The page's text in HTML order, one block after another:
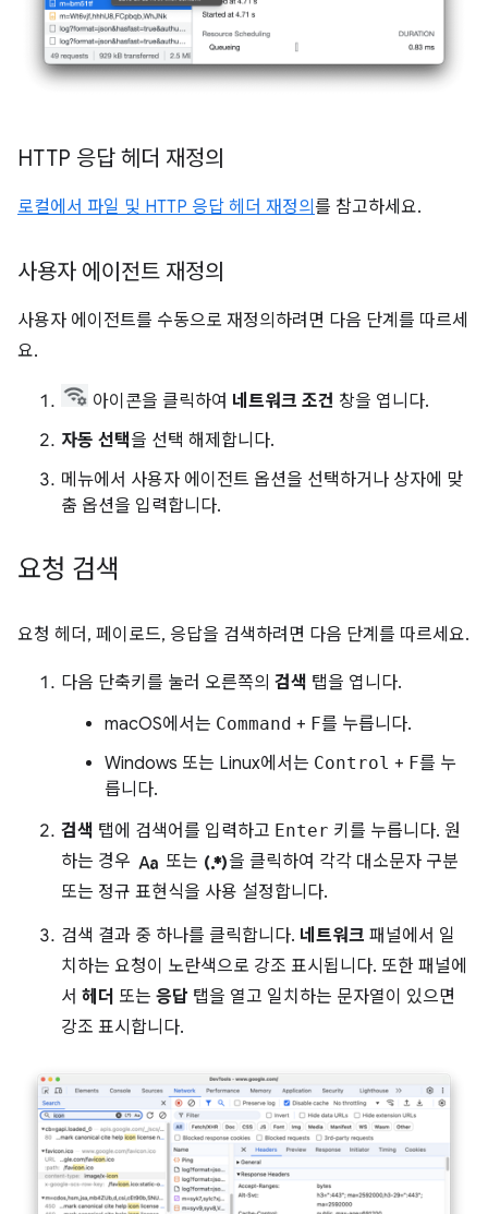
HTTP 응답 헤더 재정의
로컬에서 파일 및 HTTP 응답 헤더 재정의 를 참고하세요.
사용자 에이전트 재정의
사용자 에이전트를 수동으로 재정의하려면 다음 단계를 따르세
요.
아이콘을 클릭하여 네트워크 조건 창을 엽니다.
자동 선택을 선택 해제합니다.
메뉴에서 사용자 에이전트 옵션을 선택하거나 상자에 맞
춤 옵션을 입력합니다.
요청 검색
요청 헤더, 페이로드, 응답을 검색하려면 다음 단계를 따르세요.
다음 단축키를 눌러 오른쪽의 검색 탭을 엽니다.
macOS에서는 Command + F를 누릅니다.
Windows 또는 Linux에서는 Control + F를 누
릅니다.
검색 탭에 검색어를 입력하고 Enter 키를 누릅니다. 원
하는 경우 match_case 또는 regular_expression을 클릭하여 각각 대소문자 구분
또는 정규 표현식을 사용 설정합니다.
검색 결과 중 하나를 클릭합니다. 네트워크 패널에서 일
치하는 요청이 노란색으로 강조 표시됩니다. 또한 패널에
서 헤더 또는 응답 탭을 열고 일치하는 문자열이 있으면
강조 표시합니다.